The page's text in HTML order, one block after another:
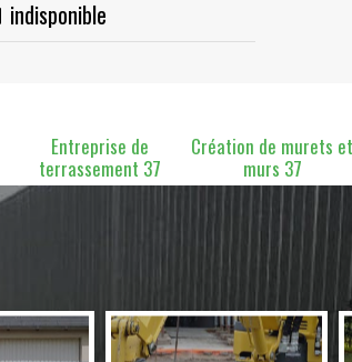
indisponible
Entreprise de
terrassement 37
Création de murets et
murs 37